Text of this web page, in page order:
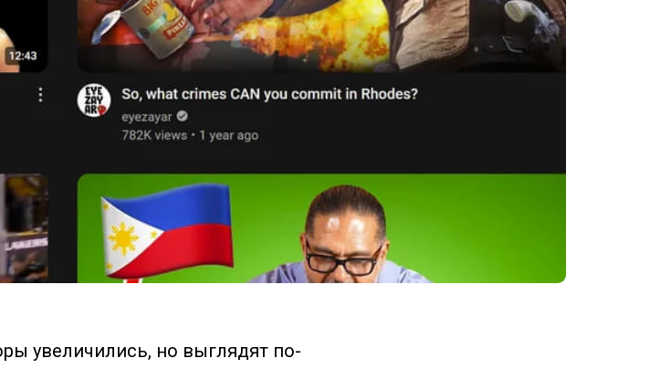
увеличились, но выглядят по-